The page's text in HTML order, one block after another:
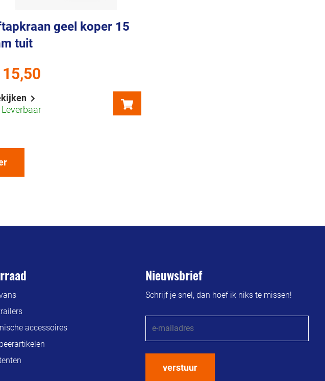
geel koper 15
tuit
Leverbaar
accessoires
Nieuwsbrief
Schrijf je snel, dan hoef ik niks te missen!
verstuur